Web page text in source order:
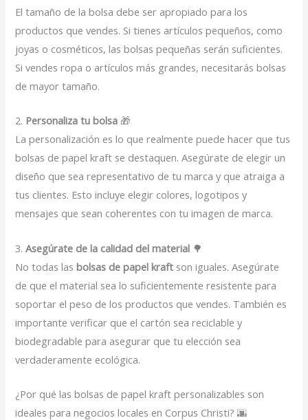
El tamaño de la bolsa debe ser apropiado para los
productos que vendes. Si tienes artículos pequeños, como
joyas o cosméticos, las bolsas pequeñas serán suficientes.
Si vendes ropa o artículos más grandes, necesitarás bolsas
de mayor tamaño.
2. Personaliza tu bolsa 🎁
La personalización es lo que realmente puede hacer que tus
bolsas de papel kraft se destaquen. Asegúrate de elegir un
diseño que sea representativo de tu marca y que atraiga a
tus clientes. Esto incluye elegir colores, logotipos y
mensajes que sean coherentes con tu imagen de marca.
3.Asegúrate de la calidad del material 🌳
No todas lasbolsas de papel kraft son iguales. Asegúrate
de que el material sea lo suficientemente resistente para
soportar el peso de los productos que vendes. También es
importante verificar que el cartón sea reciclable y
biodegradable para asegurar que tu elección sea
verdaderamente ecológica.
¿Por qué las bolsas de papel kraft personalizables son
ideales para negocios locales en Corpus Christi? 🌆